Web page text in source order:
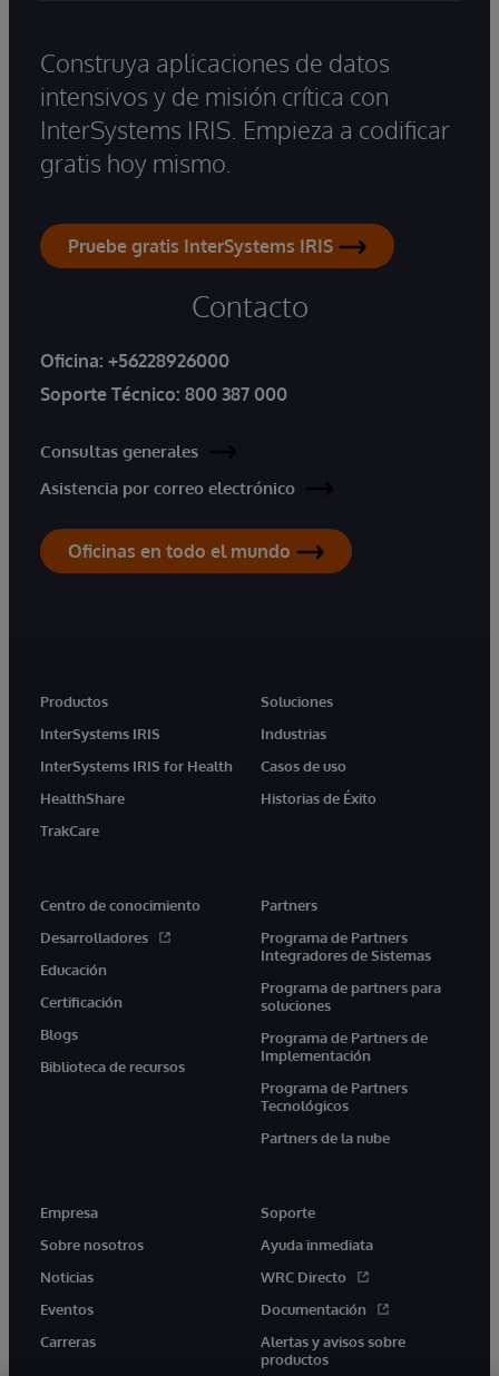
Construya aplicaciones de datos
intensivos y de misión crítica con
InterSystems IRIS. Empieza a codificar
gratis hoy mismo.
Pruebe gratis InterSystems IRIS
Contacto
Oficina: +56228926000
Soporte Técnico: 800 387 000
Consultas generales
Asistencia por correo electrónico
Oficinas en todo el mundo
Productos
InterSystems IRIS
InterSystems IRIS for Health
HealthShare
TrakCare
Soluciones
Industrias
Casos de uso
Historias de Éxito
Centro de conocimiento
Desarrolladores
Educación
Certificación
Blogs
Biblioteca de recursos
Partners
Programa de Partners
Integradores de Sistemas
Programa de partners para
soluciones
Programa de Partners de
Implementación
Programa de Partners
Tecnológicos
Partners de la nube
Empresa
Sobre nosotros
Noticias
Eventos
Carreras
Soporte
Ayuda inmediata
WRC Directo
Documentación
Alertas y avisos sobre
productos